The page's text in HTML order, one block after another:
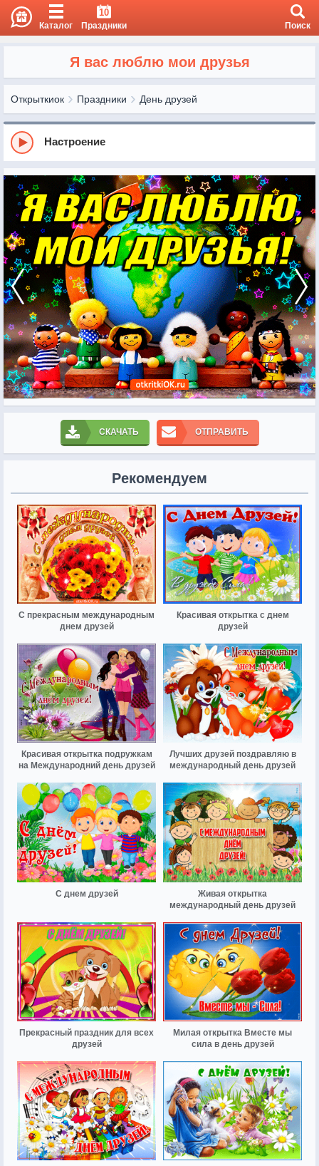
Каталог
10
Праздники Поиск
Я вас люблю мои друзья
Открыткиок Праздники День друзей
Настроение
СКАЧАТЬ ОТПРАВИТЬ
Рекомендуем
С прекрасным международным
днем друзей
Красивая открытка с днем
друзей
Красивая открытка подружкам
на Международний день друзей
Лучших друзей поздравляю в
международный день друзей
С днем друзей
Живая открытка
международный день друзей
Прекрасный праздник для всех
друзей
Милая открытка Вместе мы
сила в день друзей